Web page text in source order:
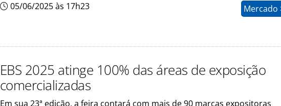
05/06/2025 às 17h23 Mercado
EBS 2025 atinge 100% das áreas de exposição
comercializadas
Em sua 23ª edição, a feira contará com mais de 90 marcas expositoras